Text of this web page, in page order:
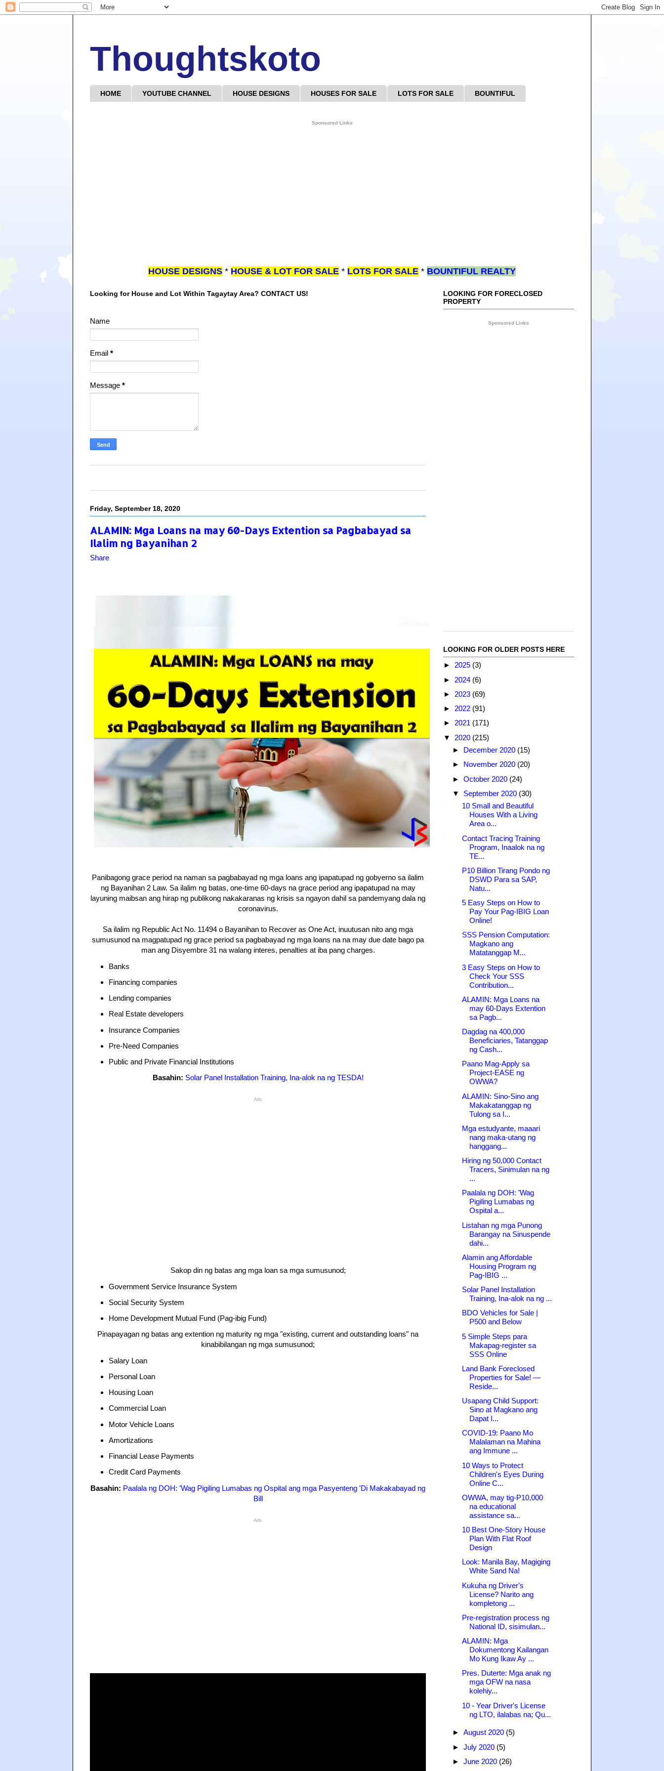
Thoughtskoto
HOME YOUTUBE CHANNEL HOUSE DESIGNS HOUSES FOR SALE LOTS FOR SALE BOUNTIFUL
Sponsored Links
HOUSE DESIGNS * HOUSE & LOT FOR SALE * LOTS FOR SALE * BOUNTIFUL REALTY
Looking for House and Lot Within Tagaytay Area? CONTACT US!
Name
Email *
Message *
Friday, September 18, 2020
ALAMIN: Mga Loans na may 60-Days Extention sa Pagbabayad sa
Ilalim ng Bayanihan 2
Share
Panibagong grace period na naman sa pagbabayad ng mga loans ang ipapatupad ng gobyerno sa ilalim
ng Bayanihan 2 Law. Sa ilalim ng batas, one-time 60-days na grace period ang ipapatupad na may
layuning maibsan ang hirap ng publikong nakakaranas ng krisis sa ngayon dahil sa pandemyang dala ng
coronavirus.
Sa ilalim ng Republic Act No. 11494 o Bayanihan to Recover as One Act, inuutusan nito ang mga
sumusunod na magpatupad ng grace period sa pagbabayad ng mga loans na na may due date bago pa
man ang Disyembre 31 na walang interes, penalties at iba pang charges.
Banks
Financing companies
Lending companies
Real Estate developers
Insurance Companies
Pre-Need Companies
Public and Private Financial Institutions
Basahin: Solar Panel Installation Training, Ina-alok na ng TESDA!
Ads
Sakop din ng batas ang mga loan sa mga sumusunod;
Government Service Insurance System
Social Security System
Home Development Mutual Fund (Pag-ibig Fund)
Pinapayagan ng batas ang extention ng maturity ng mga "existing, current and outstanding loans" na
kinabibilangan ng mga sumusunod;
Salary Loan
Personal Loan
Housing Loan
Commercial Loan
Motor Vehicle Loans
Amortizations
Financial Lease Payments
Credit Card Payments
Basahin: Paalala ng DOH: 'Wag Pigiling Lumabas ng Ospital ang mga Pasyenteng 'Di Makakabayad ng
Bill
Ads
LOOKING FOR FORECLOSED
PROPERTY
Sponsored Links
LOOKING FOR OLDER POSTS HERE
► 2025 (3)
► 2024 (6)
► 2023 (69)
► 2022 (91)
► 2021 (171)
▼ 2020 (215)
► December 2020 (15)
►
November 2020 (20)
► October 2020 (24)
▼ September 2020 (30)
10 Small and Beautiful
Houses With a Living
Area o...
Contact Tracing Training
Program, Inaalok na ng
TE...
P10 Billion Tirang Pondo ng
DSWD Para sa SAP,
Natu...
5 Easy Steps on How to
Pay Your Pag-IBIG Loan
Online!
SSS Pension Computation:
Magkano ang
Matatanggap M...
3 Easy Steps on How to
Check Your SSS
Contribution...
ALAMIN: Mga Loans na
may 60-Days Extention
sa Pagb...
Dagdag na 400,000
Beneficiaries, Tatanggap
ng Cash...
Paano Mag-Apply sa
Project-EASE ng
OWWA?
ALAMIN: Sino-Sino ang
Makakatanggap ng
Tulong sa I...
Mga estudyante, maaari
nang maka-utang ng
hanggang...
Hiring ng 50,000 Contact
Tracers, Sinimulan na ng
...
Paalala ng DOH: 'Wag
Pigiling Lumabas ng
Ospital a...
Listahan ng mga Punong
Barangay na Sinuspende
dahi...
Alamin ang Affordable
Housing Program ng
Pag-IBIG ...
Solar Panel Installation
Training, Ina-alok na ng ...
BDO Vehicles for Sale |
P500 and Below
5 Simple Steps para
Makapag-register sa
SSS Online
Land Bank Foreclosed
Properties for Sale! —
Reside...
Usapang Child Support:
Sino at Magkano ang
Dapat I...
COVID-19: Paano Mo
Malalaman na Mahina
ang Immune ...
10 Ways to Protect
Children's Eyes During
Online C...
OWWA, may tig-P10,000
na educational
assistance sa...
10 Best One-Story House
Plan With Flat Roof
Design
Look: Manila Bay, Magiging
White Sand Na!
Kukuha ng Driver's
License? Narito ang
kompletong ...
Pre-registration process ng
National ID, sisimulan...
ALAMIN: Mga
Dokumentong Kailangan
Mo Kung Ikaw Ay ...
Pres. Duterte: Mga anak ng
mga OFW na nasa
kolehiy...
10 - Year Driver's License
ng LTO, ilalabas na; Qu...
► August 2020 (5)
► July 2020 (5)
► June 2020 (26)